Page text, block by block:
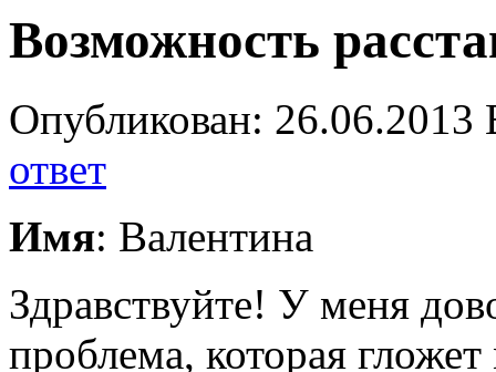
Возможность
Опубликован:
ответ
Имя: Валентина
Здравствуйте! У меня
проблема, которая